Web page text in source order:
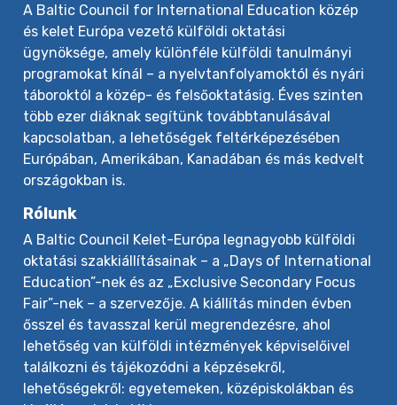
A Baltic Council for International Education közép
és kelet Európa vezető külföldi oktatási
ügynöksége, amely különféle külföldi tanulmányi
programokat kínál – a nyelvtanfolyamoktól és nyári
táboroktól a közép- és felsőoktatásig. Éves szinten
több ezer diáknak segítünk továbbtanulásával
kapcsolatban, a lehetőségek feltérképezésében
Európában, Amerikában, Kanadában és más kedvelt
országokban is.
Rólunk
A Baltic Council Kelet-Európa legnagyobb külföldi
oktatási szakkiállításainak – a „Days of International
Education”-nek és az „Exclusive Secondary Focus
Fair”-nek – a szervezője. A kiállítás minden évben
ősszel és tavasszal kerül megrendezésre, ahol
lehetőség van külföldi intézmények képviselőivel
találkozni és tájékozódni a képzésekről,
lehetőségekről: egyetemeken, középiskolákban és